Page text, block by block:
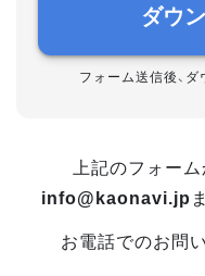
ダウ
フォーム送信後、
上記のフォーム
info@kaonavi.jp
お電話でのお問